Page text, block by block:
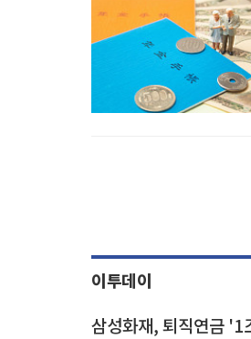
이투데이
삼성화재, 퇴직연금 '1